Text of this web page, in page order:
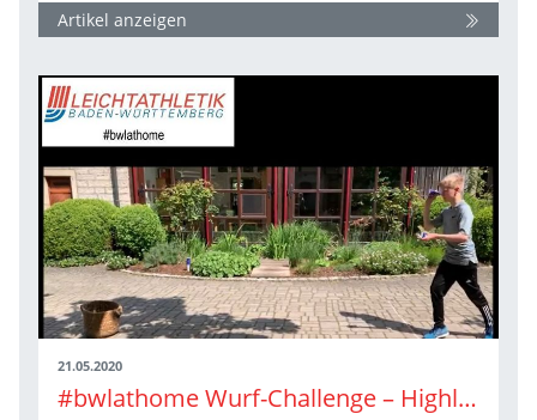
Artikel anzeigen
21.05.2020
#bwlathome Wurf-Challenge – Highlights